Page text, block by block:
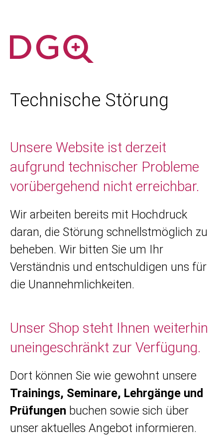
Technische Störung
Unsere Website ist derzeit
aufgrund technischer Probleme
vorübergehend nicht erreichbar.
Wir arbeiten bereits mit Hochdruck
daran, die Störung schnellstmöglich zu
beheben. Wir bitten Sie um Ihr
Verständnis und entschuldigen uns für
die Unannehmlichkeiten.
Unser Shop steht Ihnen weiterhin
uneingeschränkt zur Verfügung.
Dort können Sie wie gewohnt unsere
Trainings, Seminare, Lehrgänge und
Prüfungen buchen sowie sich über
unser aktuelles Angebot informieren.